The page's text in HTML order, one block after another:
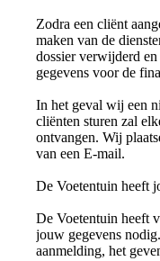
Zodra een cliënt
maken van de
dossier verwijderd
gegevens voor de
In het geval wij een
cliënten sturen zal
ontvangen. Wij
van een E-mail.
De Voetentuin heeft
De Voetentuin heeft
jouw gegevens
aanmelding, het